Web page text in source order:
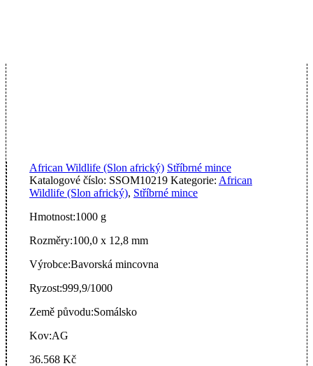
African Wildlife (Slon africký) Stříbrné mince
Katalogové číslo: SSOM10219 Kategorie: African
Wildlife (Slon africký), Stříbrné mince
Hmotnost:1000 g
Rozměry:100,0 x 12,8 mm
Výrobce:Bavorská mincovna
Ryzost:999,9/1000
Země původu:Somálsko
Kov:AG
36.568 Kč